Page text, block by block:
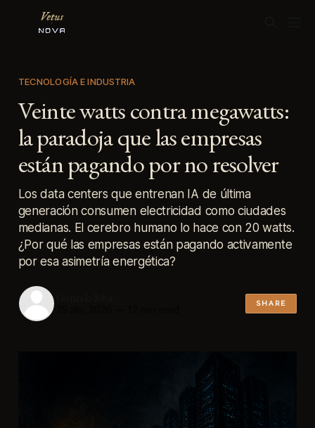
TECNOLOGÍA E INDUSTRIA
Veinte watts contra megawatts:
la paradoja que las empresas
están pagando por no resolver
Los data centers que entrenan IA de última
generación consumen electricidad como ciudades
medianas. El cerebro humano lo hace con 20 watts.
¿Por qué las empresas están pagando activamente
por esa asimetría energética?
SHARE